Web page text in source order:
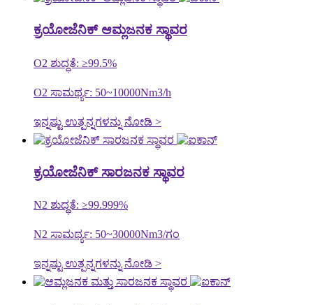
ಕ್ರಯೋಜೆನಿಕ್ ಆಮ್ಲಜನಕ ಸ್ಥಾವರ
O2 ಶುದ್ಧತೆ: ≥99.5%
O2 ಸಾಮರ್ಥ್ಯ: 50~10000Nm3/h
ಇನ್ನಷ್ಟು ಉತ್ಪನ್ನಗಳನ್ನು ನೋಡಿ >
ಕ್ರಯೋಜೆನಿಕ್ ಸಾರಜನಕ ಸ್ಥಾವರ
N2 ಶುದ್ಧತೆ: ≥99.999%
N2 ಸಾಮರ್ಥ್ಯ: 50~30000Nm3/ಗಂ
ಇನ್ನಷ್ಟು ಉತ್ಪನ್ನಗಳನ್ನು ನೋಡಿ >